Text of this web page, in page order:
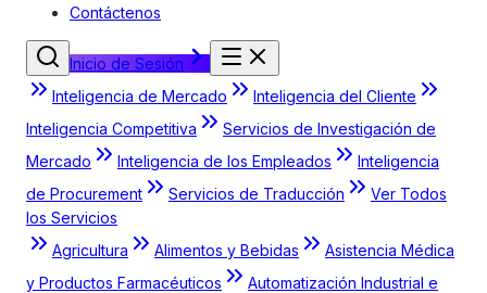
Contáctenos
Inicio de Sesión
Inteligencia de Mercado
Inteligencia del Cliente
Inteligencia Competitiva
Servicios de Investigación de
Mercado
Inteligencia de los Empleados
Inteligencia
de Procurement
Servicios de Traducción
Ver Todos
los Servicios
Agricultura
Alimentos y Bebidas
Asistencia Médica
y Productos Farmacéuticos
Automatización Industrial e